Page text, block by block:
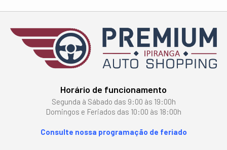
Horário de funcionamento
Segunda à Sábado das 9:00 às 19:00h
Domingos e Feriados das 10:00 às 18:00h
Consulte nossa programação de feriado